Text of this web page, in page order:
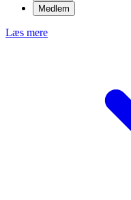
Medlem
Læs mere